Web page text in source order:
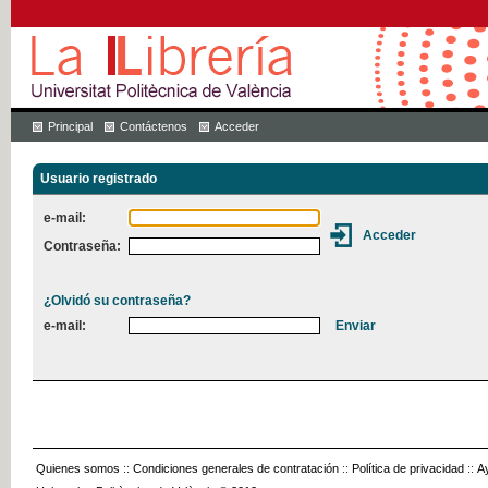
Principal Contáctenos Acceder
Usuario registrado
e-mail:
Contraseña:
¿Olvidó su contraseña?
e-mail:
Quienes somos :: Condiciones generales de contratación :: Política de privacidad ::